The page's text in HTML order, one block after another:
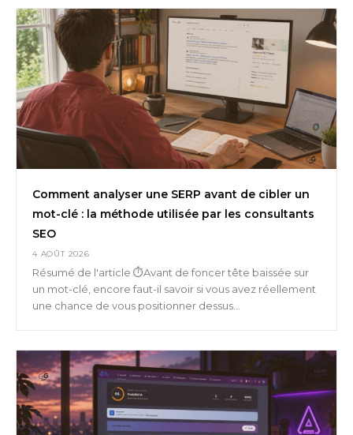
Comment analyser une SERP avant de cibler un
mot-clé : la méthode utilisée par les consultants
SEO
4 AOÛT 2026
Résumé de l'article ⏱️Avant de foncer tête baissée sur
un mot-clé, encore faut-il savoir si vous avez réellement
une chance de vous positionner dessus...